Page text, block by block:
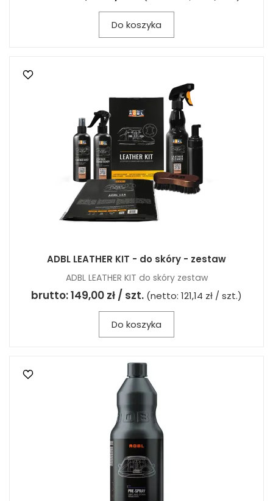
Do koszyka
ADBL LEATHER KIT - do skóry - zestaw
ADBL LEATHER KIT do skóry zestaw
brutto:149,00 zł / szt. (netto: 121,14 zł / szt.)
Do koszyka